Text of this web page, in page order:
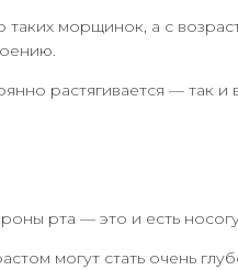
морщинок, а с
растягивается — так и
рта — это и есть
могут стать очень